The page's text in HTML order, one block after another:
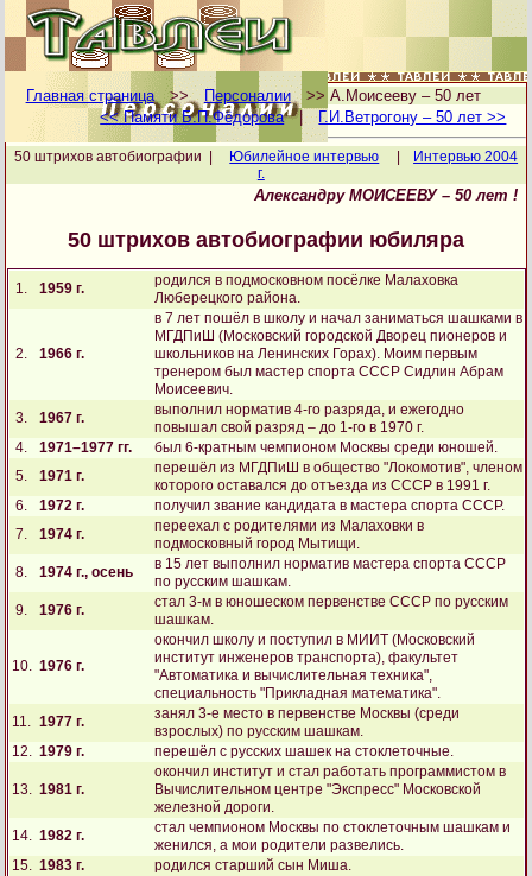
Главная страница >> Персоналии
>> А.Моисееву – 50 лет
<< Памяти Б.П.Фёдорова
| Г.И.Ветрогону – 50 лет >>
50 штрихов автобиографии | Юбилейное интервью
Интервью 2004
г.
Александру МОИСЕЕВУ – 50 лет !
50 штрихов автобиографии юбиляра
1. 1959 г.
родился в подмосковном посёлке Малаховка
Люберецкого района.
2. 1966 г.
в 7 лет пошёл в школу и начал заниматься шашками в
МГДПиШ (Московский городской Дворец пионеров и
школьников на Ленинских Горах). Моим первым
тренером был мастер спорта СССР Сидлин Абрам
Моисеевич.
3.
1967 г.
выполнил норматив 4-го разряда, и ежегодно
повышал свой разряд – до 1-го в 1970 г.
4.
1971–1977 гг.
был 6-кратным чемпионом Москвы среди юношей.
5.
1971 г.
перешёл из МГДПиШ в общество "Локомотив", членом
которого оставался до отъезда из СССР в 1991 г.
6.
1972 г.
получил звание кандидата в мастера спорта СССР.
7.
1974 г.
переехал с родителями из Малаховки в
подмосковный город Мытищи.
8.
1974 г., осень
в 15 лет выполнил норматив мастера спорта СССР
по русским шашкам.
9.
1976 г.
стал 3-м в юношеском первенстве СССР по русским
шашкам.
10. 1976 г.
окончил школу и поступил в МИИТ (Московский
институт инженеров транспорта), факультет
"Автоматика и вычислительная техника",
специальность "Прикладная математика".
11. 1977 г.
занял 3-е место в первенстве Москвы (среди
взрослых) по русским шашкам.
12. 1979 г. перешёл с русских шашек на стоклеточные.
13. 1981 г.
окончил институт и стал работать программистом в
Вычислительном центре "Экспресс" Московской
железной дороги.
14. 1982 г.
стал чемпионом Москвы по стоклеточным шашкам и
женился, а мои родители развелись.
15. 1983 г. родился старший сын Миша.